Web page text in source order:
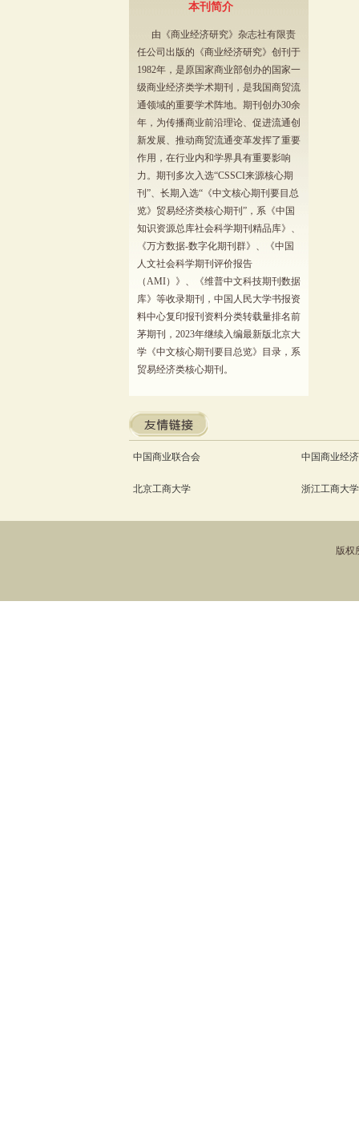
本刊简介
由《商业经济研究》杂志社有限责
任公司出版的《商业经济研究》创刊于
1982年，是原国家商业部创办的国家一
级商业经济类学术期刊，是我国商贸流
通领域的重要学术阵地。期刊创办30余
年，为传播商业前沿理论、促进流通创
新发展、推动商贸流通变革发挥了重要
作用，在行业内和学界具有重要影响
力。期刊多次入选“CSSCI来源核心期
刊”、长期入选“《中文核心期刊要目总
览》贸易经济类核心期刊”，系《中国
知识资源总库社会科学期刊精品库》、
《万方数据-数字化期刊群》、《中国
人文社会科学期刊评价报告
（AMI）》、《维普中文科技期刊数据
库》等收录期刊，中国人民大学书报资
料中心复印报刊资料分类转载量排名前
茅期刊，2023年继续入编最新版北京大
学《中文核心期刊要目总览》目录，系
贸易经济类核心期刊。
中国商业联合会 中国商业经
北京工商大学 浙江工商大学
版